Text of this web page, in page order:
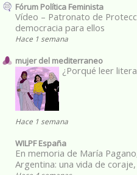
Fórum Política Feminista
Vídeo – Patronato de
democracia para ellos
Hace 1 semana
mujer del mediterraneo
¿Porqué leer
Hace 1 semana
WILPF España
En memoria de María
Argentina: una vida de